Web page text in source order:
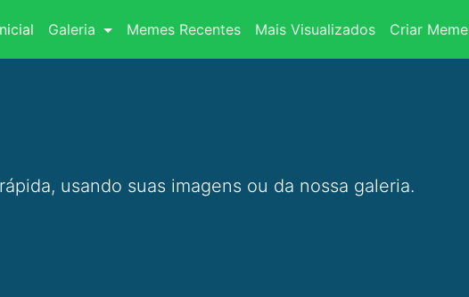
(current)
Galeria Memes Recentes Mais Visualizados Criar Meme
usando suas imagens ou da nossa galeria.